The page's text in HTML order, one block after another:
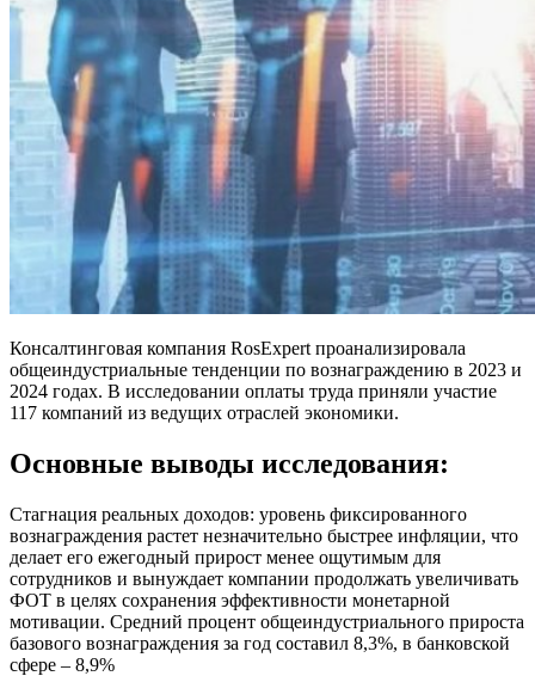
Консалтинговая компания RosExpert проанализировала
общеиндустриальные тенденции по вознаграждению в 2023 и
2024 годах. В исследовании оплаты труда приняли участие
117 компаний из ведущих отраслей экономики.
Основные выводы исследования:
Стагнация реальных доходов: уровень фиксированного
вознаграждения растет незначительно быстрее инфляции, что
делает его ежегодный прирост менее ощутимым для
сотрудников и вынуждает компании продолжать увеличивать
ФОТ в целях сохранения эффективности монетарной
мотивации. Средний процент общеиндустриального прироста
базового вознаграждения за год составил 8,3%, в банковской
сфере – 8,9%